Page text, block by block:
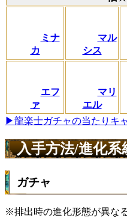
ミナ
カ
マル
シス
エフ
ァ
マリ
エル
▶龍楽士ガチャの当たりキ
入手方法/進化系
ガチャ
※排出時の進化形態が異な